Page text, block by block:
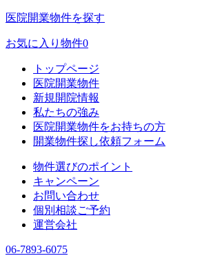
医院開業物件を探す
お気に入り物件0
トップページ
医院開業物件
新規開院情報
私たちの強み
医院開業物件をお持ちの方
開業物件探し依頼フォーム
物件選びのポイント
キャンペーン
お問い合わせ
個別相談ご予約
運営会社
06-7893-6075